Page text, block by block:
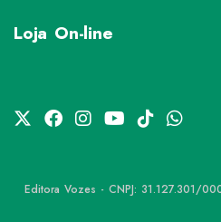
Loja On-line
Editora Vozes - CNPJ: 31.127.301/